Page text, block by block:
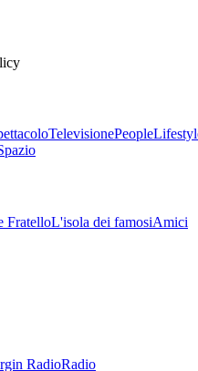
TelevisionePeople
FratelloL'isola dei famosiAmici
RadioRadio